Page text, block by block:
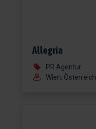
Allegria
PR Agentur
Wien, Österreich